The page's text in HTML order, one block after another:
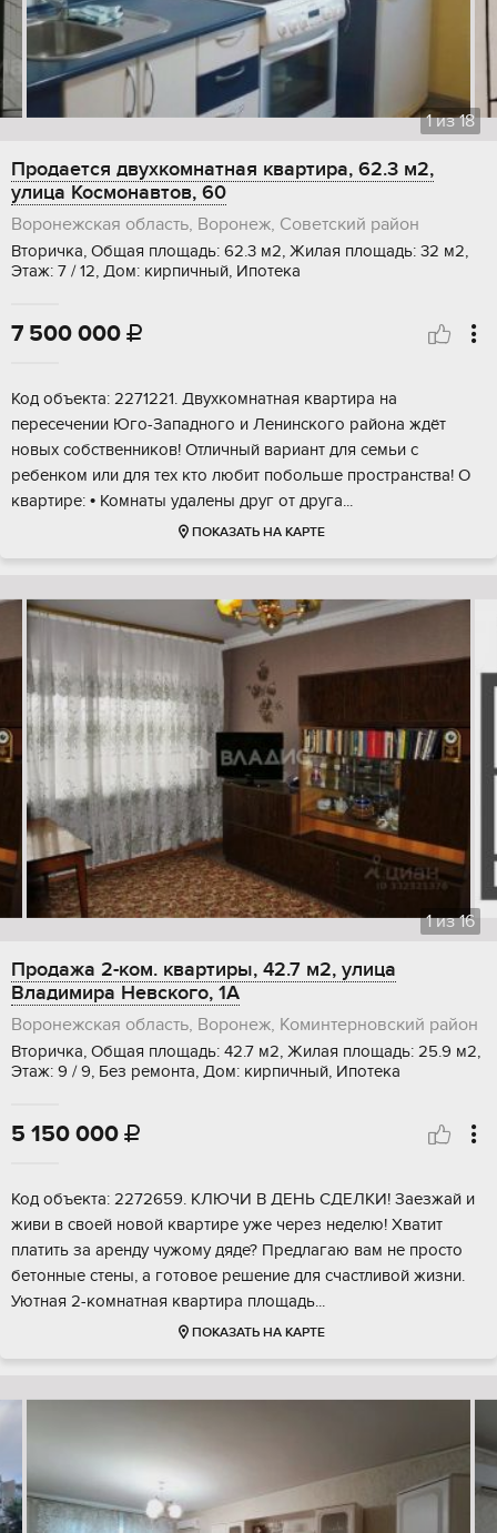
1из18
Продается двухкомнатная квартира, 62.3 м2,
улица Космонавтов, 60
Воронежская область, Воронеж, Советский район
Вторичка, Общая площадь: 62.3 м2, Жилая площадь: 32 м2,
Этаж: 7 / 12, Дом: кирпичный, Ипотека
7 500 000 
Код объекта: 2271221. Двухкомнатная квартира на
пересечении Юго-Западного и Ленинского района ждёт
новых собственников! Отличный вариант для семьи с
ребенком или для тех кто любит побольше пространства! О
квартире: • Комнаты удалены друг от друга...
ПОКАЗАТЬ НА КАРТЕ
1из16
Продажа 2-ком. квартиры, 42.7 м2, улица
Владимира Невского, 1А
Воронежская область, Воронеж, Коминтерновский район
Вторичка, Общая площадь: 42.7 м2, Жилая площадь: 25.9 м2,
Этаж: 9 / 9, Без ремонта, Дом: кирпичный, Ипотека
5 150 000 
Код объекта: 2272659. КЛЮЧИ В ДЕНЬ СДЕЛКИ! Заезжай и
живи в своей новой квартире уже через неделю! Хватит
платить за аренду чужому дяде? Предлагаю вам не просто
бетонные стены, а готовое решение для счастливой жизни.
Уютная 2-комнатная квартира площадь...
ПОКАЗАТЬ НА КАРТЕ